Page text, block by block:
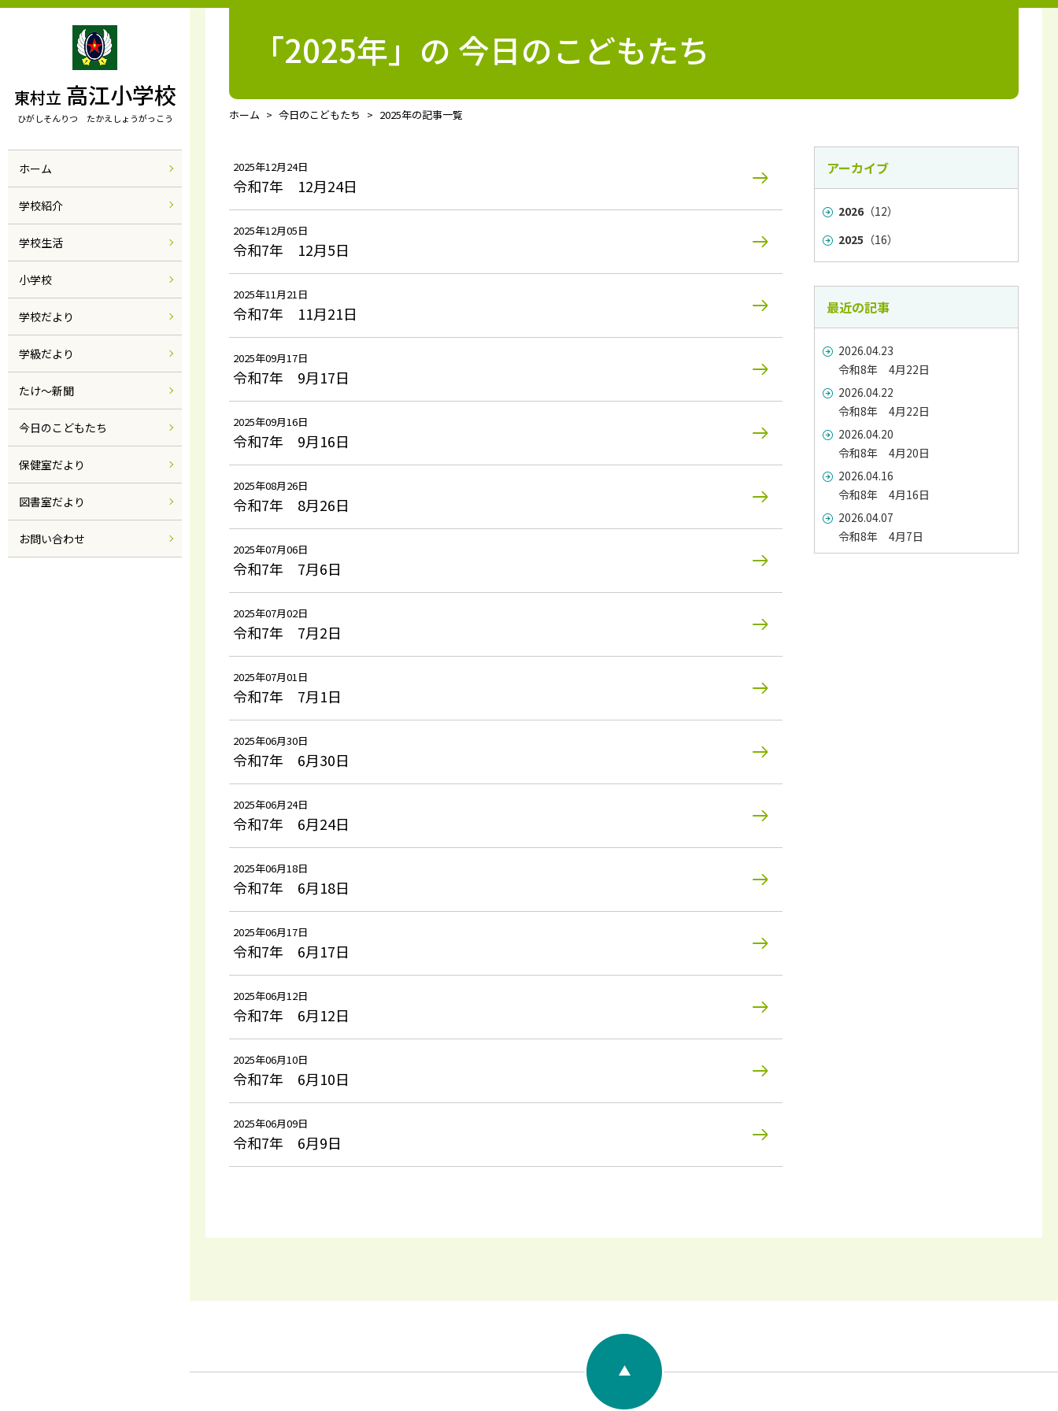
東村立 高江小学校
ひがしそんりつ たかえしょうがっこう
ホーム
学校紹介
学校生活
小学校
学校だより
学級だより
たけ～新聞
今日のこどもたち
保健室だより
図書室だより
お問い合わせ
「2025年」の 今日のこどもたち
ホーム 今日のこどもたち 2025年の記事一覧
2025年12月24日
令和7年 12月24日
2025年12月05日
令和7年 12月5日
2025年11月21日
令和7年 11月21日
2025年09月17日
令和7年 9月17日
2025年09月16日
令和7年 9月16日
2025年08月26日
令和7年 8月26日
2025年07月06日
令和7年 7月6日
2025年07月02日
令和7年 7月2日
2025年07月01日
令和7年 7月1日
2025年06月30日
令和7年 6月30日
2025年06月24日
令和7年 6月24日
2025年06月18日
令和7年 6月18日
2025年06月17日
令和7年 6月17日
2025年06月12日
令和7年 6月12日
2025年06月10日
令和7年 6月10日
2025年06月09日
令和7年 6月9日
アーカイブ
2026 （12）
2025 （16）
最近の記事
2026.04.23
令和8年 4月22日
2026.04.22
令和8年 4月22日
2026.04.20
令和8年 4月20日
2026.04.16
令和8年 4月16日
2026.04.07
令和8年 4月7日